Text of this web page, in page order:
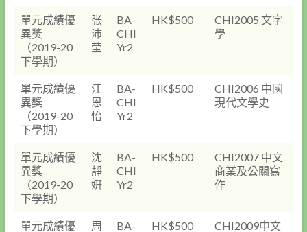
單元成績優
異獎
（2019-20
下學期）
张
沛
莹
BA-
CHI
Yr2
HK$500
CHI2005 文字
學
單元成績優
異獎
（2019-20
下學期）
江
恩
怡
BA-
CHI
Yr2
HK$500
CHI2006 中國
現代文學史
單元成績優
異獎
（2019-20
下學期）
沈
靜
姸
BA-
CHI
Yr2
HK$500
CHI2007 中文
商業及公關寫
作
單元成績優
周
BA-
HK$500
CHI2009中文